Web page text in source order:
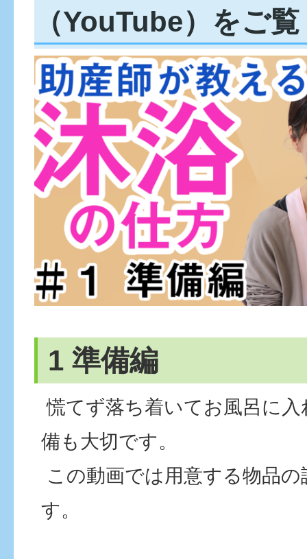
（YouTube）をご
1 準備編
慌てず落ち着いてお風呂に
備も大切です。
この動画では用意する物品
す。